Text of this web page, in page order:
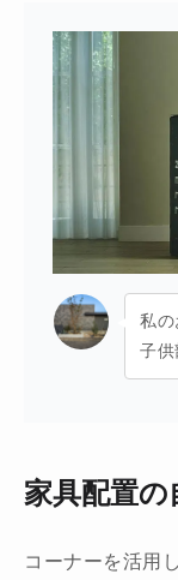
私の
子供
家具配置の
コーナーを活用